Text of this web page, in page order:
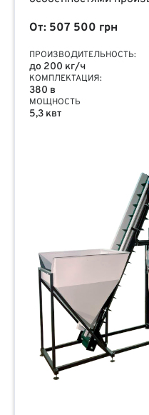
От: 507 500 грн
ПРОИЗВОДИТЕЛЬНОСТЬ:
до 200 кг/ч
КОМПЛЕКТАЦИЯ:
380 в
МОЩНОСТЬ
5,3 квт